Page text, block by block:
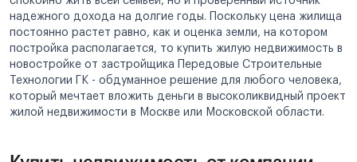
надежного дохода на долгие годы. Поскольку цена жилища
постоянно растет равно, как и оценка земли, на котором
постройка располагается, то купить жилую недвижимость в
новостройке от застройщика Передовые Строительные
Технологии ГК - обдуманное решение для любого человека,
который мечтает вложить деньги в высоколиквидный проект
жилой недвижимости в Москве или Московской области.